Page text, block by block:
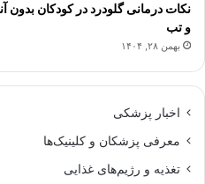
نکات درمانی گلودرد در کودکان بدون
و تب
بهمن ۲۸, ۱۴۰۴
اخبار پزشکی
معرفی پزشکان و کلینیک‌ها
تغذیه و رژیم‌های غذایی